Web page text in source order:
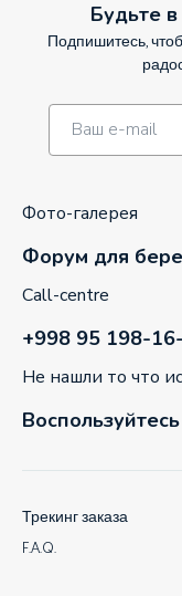
Будьте
Подпишитесь,
Фото-галерея
Форум для
Call-centre
+998 95 198-
Не нашли то что
Трекинг заказа
F.A.Q.